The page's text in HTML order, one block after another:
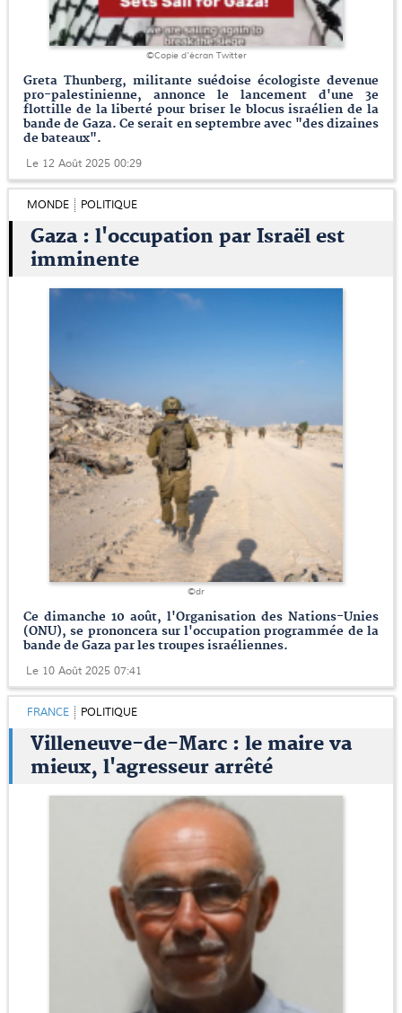
©Copie d'écran Twitter
Greta Thunberg, militante suédoise écologiste devenue
pro-palestinienne, annonce le lancement d'une 3e
flottille de la liberté pour briser le blocus israélien de la
bande de Gaza. Ce serait en septembre avec "des dizaines
de bateaux".
Le 12 Août 2025 00:29
MONDE POLITIQUE
Gaza : l'occupation par Israël est
imminente
©dr
Ce dimanche 10 août, l'Organisation des Nations-Unies
(ONU), se prononcera sur l'occupation programmée de la
bande de Gaza par les troupes israéliennes.
Le 10 Août 2025 07:41
FRANCE POLITIQUE
Villeneuve-de-Marc : le maire va
mieux, l'agresseur arrêté